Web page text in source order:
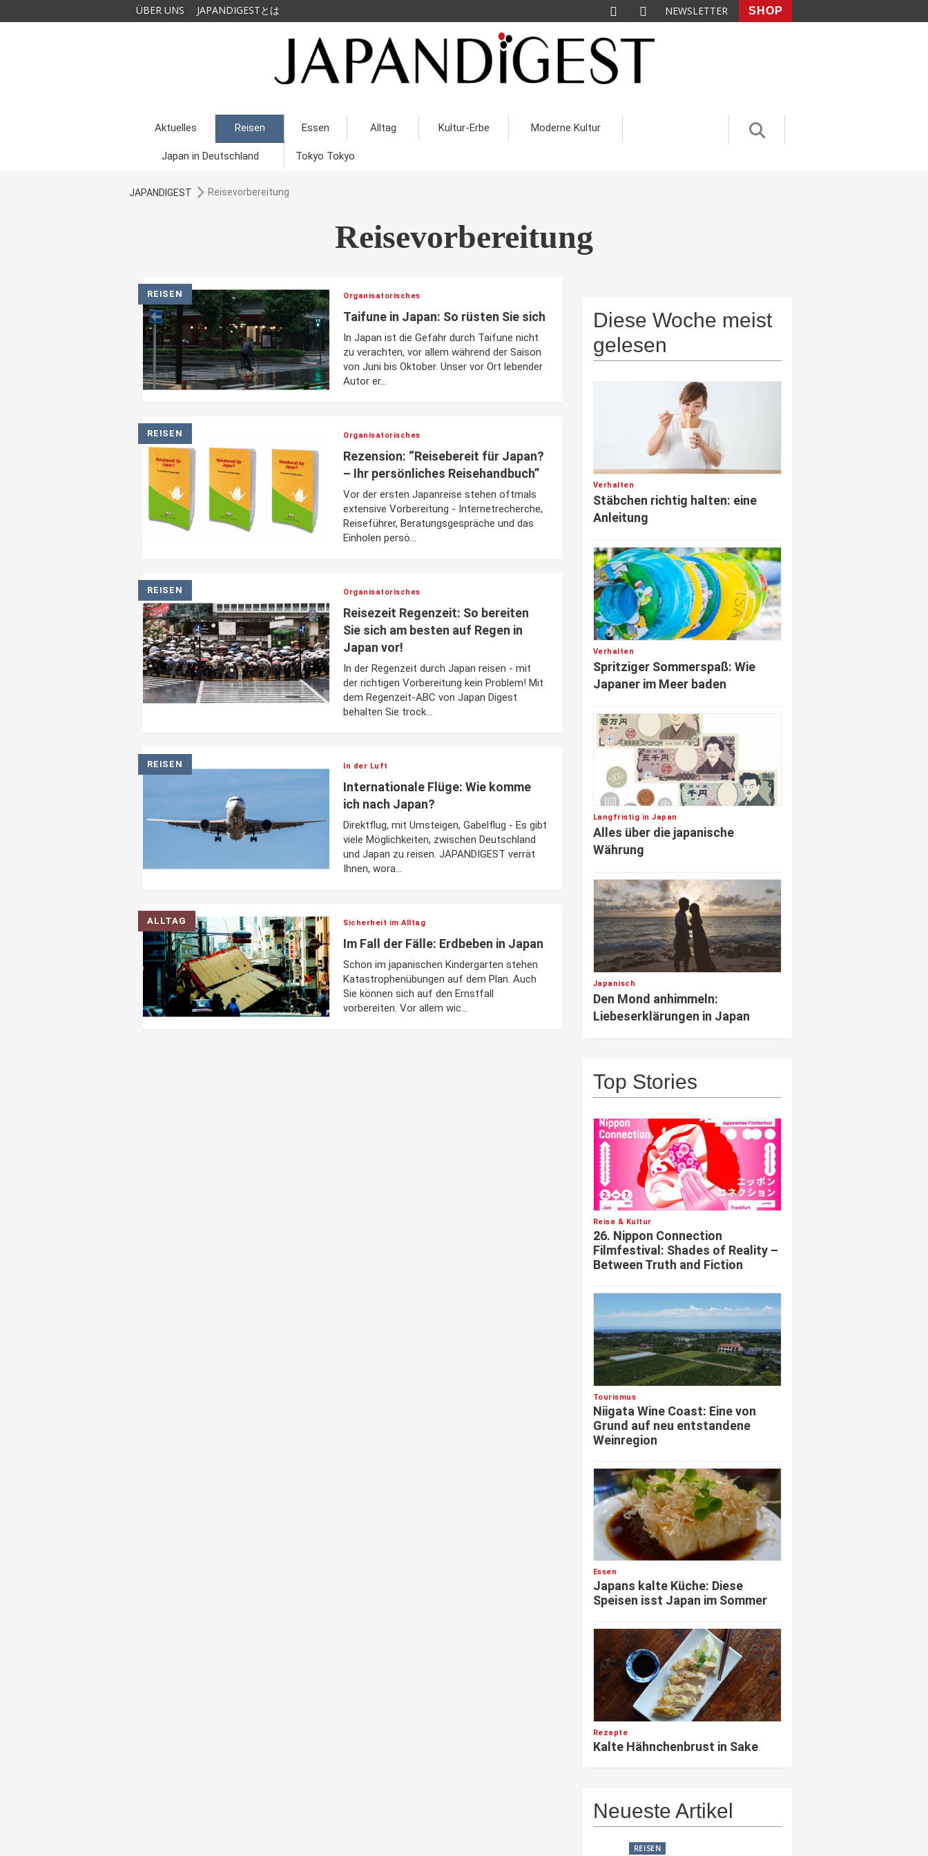
ÜBER UNS JAPANDIGESTとは NEWSLETTER SHOP
Aktuelles Reisen Essen Alltag Kultur-Erbe Moderne Kultur
Japan in Deutschland Tokyo Tokyo
JAPANDIGEST Reisevorbereitung
Reisevorbereitung
REISEN Organisatorisches
Taifune in Japan: So rüsten Sie sich
In Japan ist die Gefahr durch Taifune nicht
zu verachten, vor allem während der Saison
von Juni bis Oktober. Unser vor Ort lebender
Autor er...
REISEN Organisatorisches
Rezension: “Reisebereit für Japan?
– Ihr persönliches Reisehandbuch”
Vor der ersten Japanreise stehen oftmals
extensive Vorbereitung - Internetrecherche,
Reiseführer, Beratungsgespräche und das
Einholen persö...
REISEN Organisatorisches
Reisezeit Regenzeit: So bereiten
Sie sich am besten auf Regen in
Japan vor!
In der Regenzeit durch Japan reisen - mit
der richtigen Vorbereitung kein Problem! Mit
dem Regenzeit-ABC von Japan Digest
behalten Sie trock...
REISEN In der Luft
Internationale Flüge: Wie komme
ich nach Japan?
Direktflug, mit Umsteigen, Gabelflug - Es gibt
viele Möglichkeiten, zwischen Deutschland
und Japan zu reisen. JAPANDIGEST verrät
Ihnen, wora...
ALLTAG Sicherheit im Alltag
Im Fall der Fälle: Erdbeben in Japan
Schon im japanischen Kindergarten stehen
Katastrophenübungen auf dem Plan. Auch
Sie können sich auf den Ernstfall
vorbereiten. Vor allem wic...
Diese Woche meist
gelesen
Verhalten
Stäbchen richtig halten: eine
Anleitung
Verhalten
Spritziger Sommerspaß: Wie
Japaner im Meer baden
Langfristig in Japan
Alles über die japanische
Währung
Japanisch
Den Mond anhimmeln:
Liebeserklärungen in Japan
Top Stories
Reise & Kultur
26. Nippon Connection
Filmfestival: Shades of Reality –
Between Truth and Fiction
Tourismus
Niigata Wine Coast: Eine von
Grund auf neu entstandene
Weinregion
Essen
Japans kalte Küche: Diese
Speisen isst Japan im Sommer
Rezepte
Kalte Hähnchenbrust in Sake
Neueste Artikel
REISEN